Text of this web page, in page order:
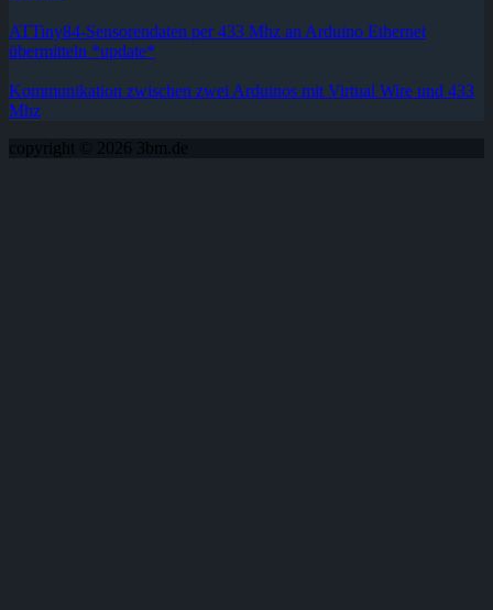
ATTiny84-Sensorendaten per 433 Mhz an Arduino Ethernet
übermitteln *update*
Kommunikation zwischen zwei Arduinos mit Virtual Wire und 433
Mhz
copyright © 2026 3bm.de